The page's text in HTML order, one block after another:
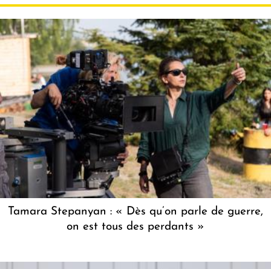
Tamara Stepanyan : « Dès qu’on parle de guerre,
on est tous des perdants »